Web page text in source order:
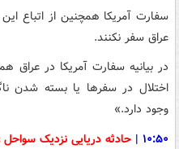
سفارت آمریکا همچنین از اتباع
عراق سفر نکنند.
در بیانیه سفارت آمریکا در
اختلال در سفرها یا بسته شدن
وجود دارد.»
۱۰:۵۰ | حادثه دریایی نزدیک